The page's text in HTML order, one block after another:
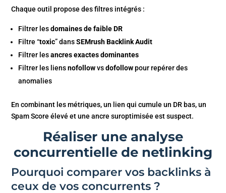
Chaque outil propose des filtres intégrés :
Filtrer lesdomaines de faible DR
Filtre “toxic” dansSEMrush Backlink Audit
Filtrer lesancres exactes dominantes
Filtrer les liensnofollowvsdofollowpour repérer des
anomalies
En combinant les métriques, un lien qui cumule un DR bas, un
Spam Score élevé et une ancre suroptimisée est suspect.
Réaliser une analyse
concurrentielle de netlinking
Pourquoi comparer vos backlinks à
ceux de vos concurrents ?